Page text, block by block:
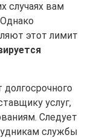
случаях вам
этот лимит
услуг,
Следует
службы